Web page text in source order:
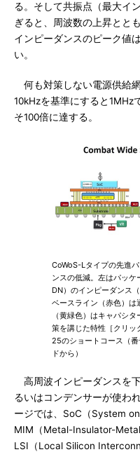
る。そして共振点（最大イ
ぎると、周波数の上昇とと
インピーダンスのピーク値
い。
何も対策しない電源供給
10kHzを基準にすると1MHz
そ100倍に達する。
CoWoS-Lタイプの先進
ンスの低減。左はパッ
DN）のインピーダンス
ベースライン（赤色）
（黄緑色）はキャパシ
策を講じた特性［クリ
25のショートコース（
ドから）
高周波インピーダンスを
るいはコンデンサーが使わ
ージでは、SoC（System
MIM（Metal-Insulator-Metal
LSI（Local Silicon